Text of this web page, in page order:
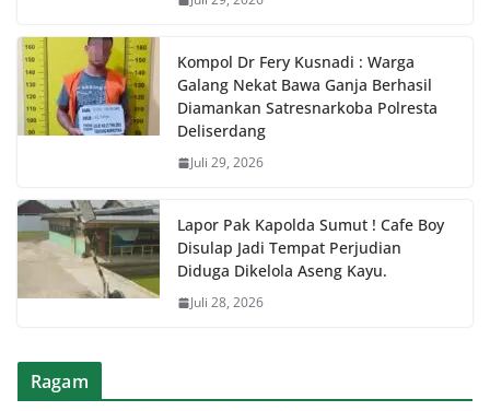
Kompol Dr Fery Kusnadi : Warga
Galang Nekat Bawa Ganja Berhasil
Diamankan Satresnarkoba Polresta
Deliserdang
Juli 29, 2026
Lapor Pak Kapolda Sumut ! Cafe Boy
Disulap Jadi Tempat Perjudian
Diduga Dikelola Aseng Kayu.
Juli 28, 2026
Ragam